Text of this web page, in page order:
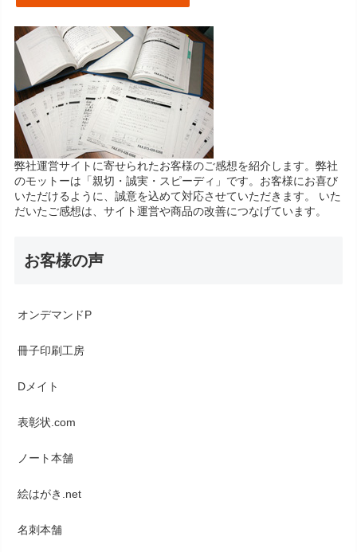
弊社運営サイトに寄せられたお客様のご感想を紹介します。弊社
のモットーは「親切・誠実・スピーディ」です。お客様にお喜び
いただけるように、誠意を込めて対応させていただきます。 いた
だいたご感想は、サイト運営や商品の改善につなげています。
お客様の声
オンデマンドP
冊子印刷工房
Dメイト
表彰状.com
ノート本舗
絵はがき.net
名刺本舗